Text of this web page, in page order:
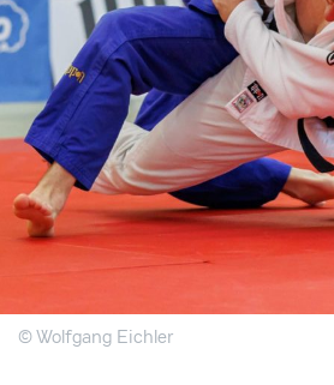
© Wolfgang Eichler